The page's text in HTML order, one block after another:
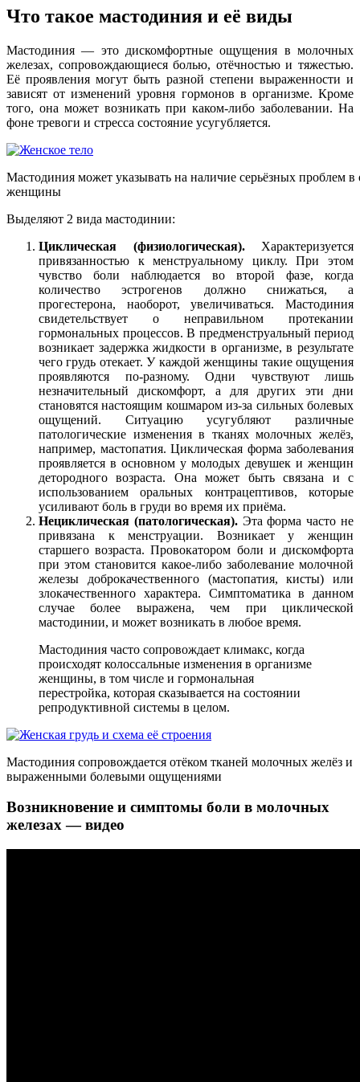
Что такое мастодиния и её виды
Мастодиния — это дискомфортные ощущения в молочных
железах, сопровождающиеся болью, отёчностью и тяжестью.
Её проявления могут быть разной степени выраженности и
зависят от изменений уровня гормонов в организме. Кроме
того, она может возникать при каком-либо заболевании. На
фоне тревоги и стресса состояние усугубляется.
Мастодиния может указывать на наличие серьёзных проблем в
женщины
Выделяют 2 вида мастодинии:
Циклическая (физиологическая).Характеризуется
привязанностью к менструальному циклу. При этом
чувство боли наблюдается во второй фазе, когда
количество эстрогенов должно снижаться, а
прогестерона, наоборот, увеличиваться. Мастодиния
свидетельствует о неправильном протекании
гормональных процессов. В предменструальный период
возникает задержка жидкости в организме, в результате
чего грудь отекает. У каждой женщины такие ощущения
проявляются по-разному. Одни чувствуют лишь
незначительный дискомфорт, а для других эти дни
становятся настоящим кошмаром из-за сильных болевых
ощущений. Ситуацию усугубляют различные
патологические изменения в тканях молочных желёз,
например, мастопатия. Циклическая форма заболевания
проявляется в основном у молодых девушек и женщин
детородного возраста. Она может быть связана и с
использованием оральных контрацептивов, которые
усиливают боль в груди во время их приёма.
Нециклическая (патологическая).Эта форма часто не
привязана к менструации. Возникает у женщин
старшего возраста. Провокатором боли и дискомфорта
при этом становится какое-либо заболевание молочной
железы доброкачественного (мастопатия, кисты) или
злокачественного характера. Симптоматика в данном
случае более выражена, чем при циклической
мастодинии, и может возникать в любое время.
Мастодиния часто сопровождает климакс, когда
происходят колоссальные изменения в организме
женщины, в том числе и гормональная
перестройка, которая сказывается на состоянии
репродуктивной системы в целом.
Мастодиния сопровождается отёком тканей молочных желёз и
выраженными болевыми ощущениями
Возникновение и симптомы боли в молочных
железах — видео